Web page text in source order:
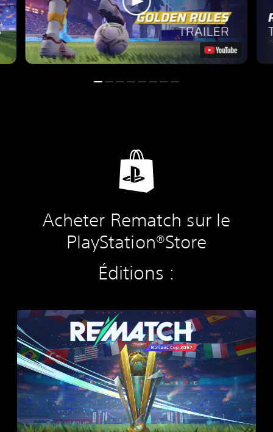
Acheter Rematch sur le
PlayStation®Store
Éditions :
R
E
M
A
T
C
H